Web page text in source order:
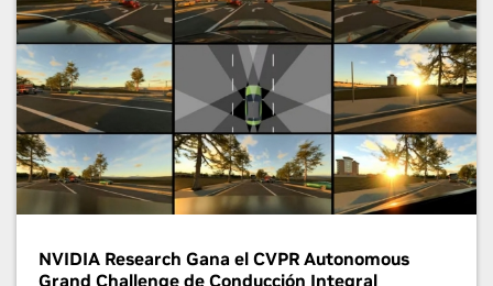
NVIDIA Research Gana el CVPR Autonomous
Grand Challenge de Conducción Integral